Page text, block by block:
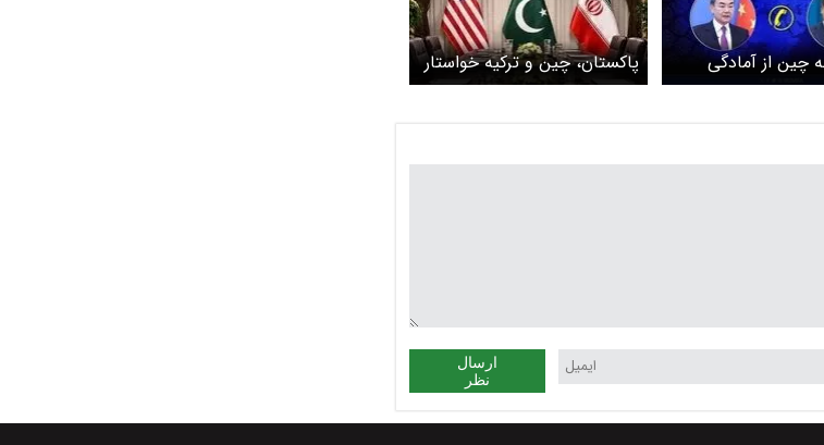
چین از آمادگی
تسهیل اجرای
پاکستان، چین و ترکیه خواستار
ازسرگیری مذاکرات ایران و
ارسال
نظر